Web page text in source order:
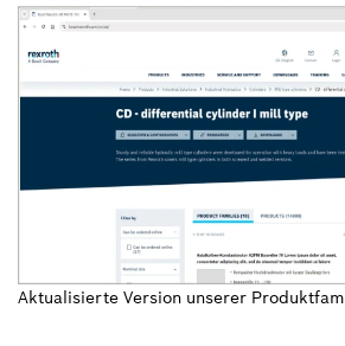
Aktualisierte Version unserer